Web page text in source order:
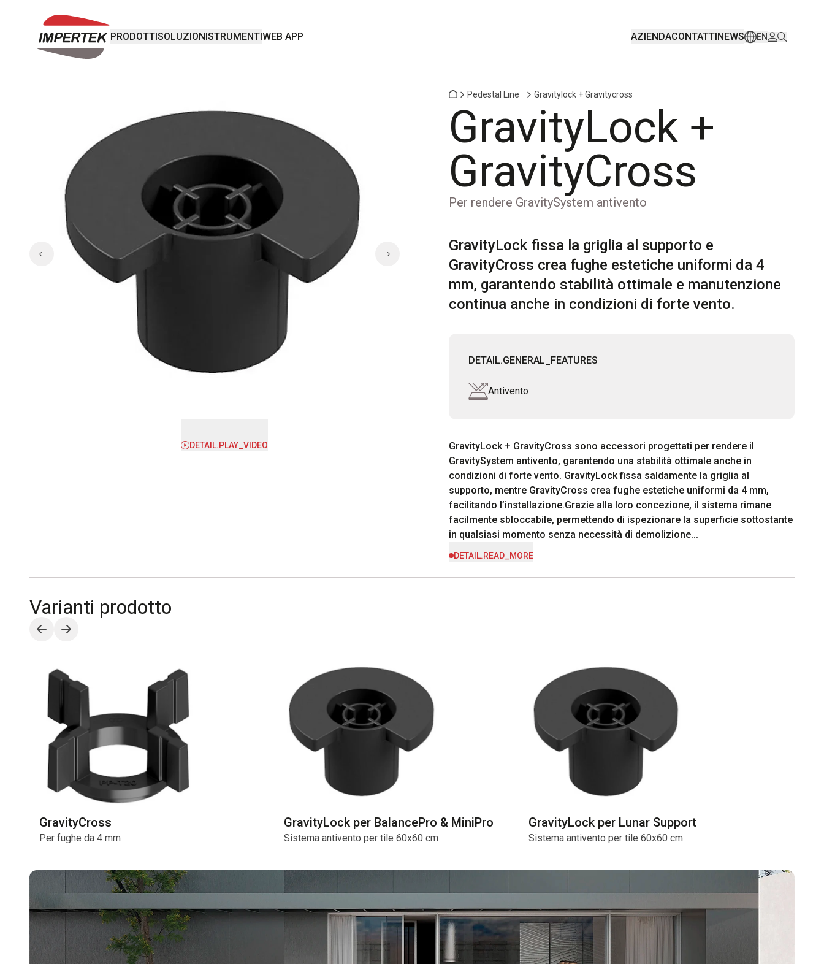
PRODOTTISOLUZIONISTRUMENTIWEB APP AZIENDACONTATTINEWS EN
Pedestal Line Gravitylock + Gravitycross
GravityLock +
GravityCross
Per rendere GravitySystem antivento
DETAIL.PLAY_VIDEO
GravityLock fissa la griglia al supporto e
GravityCross crea fughe estetiche uniformi da 4
mm, garantendo stabilità ottimale e manutenzione
continua anche in condizioni di forte vento.
DETAIL.GENERAL_FEATURES
Antivento
GravityLock + GravityCross sono accessori progettati per rendere il
GravitySystem antivento, garantendo una stabilità ottimale anche in
condizioni di forte vento. GravityLock fissa saldamente la griglia al
supporto, mentre GravityCross crea fughe estetiche uniformi da 4 mm,
facilitando l’installazione.Grazie alla loro concezione, il sistema rimane
facilmente sbloccabile, permettendo di ispezionare la superficie sottostante
in qualsiasi momento senza necessità di demolizione...
DETAIL.READ_MORE
Varianti prodotto
GravityCross
Per fughe da 4 mm
GravityLock per BalancePro & MiniPro
Sistema antivento per tile 60x60 cm
GravityLock per Lunar Support
Sistema antivento per tile 60x60 cm